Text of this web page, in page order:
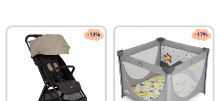
-13% -17%